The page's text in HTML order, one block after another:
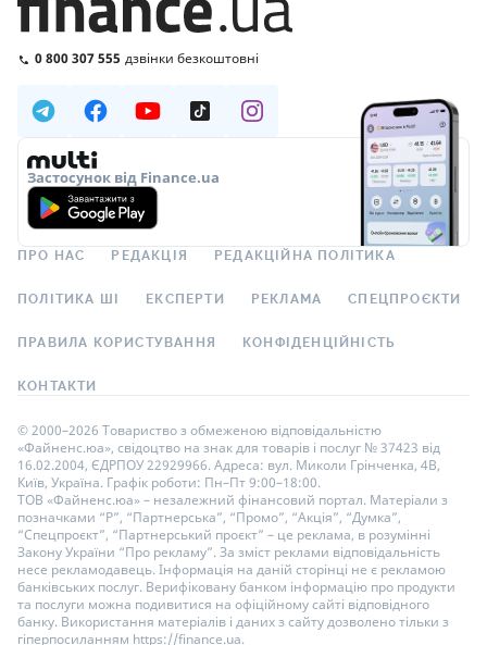
0 800 307 555 дзвінки безкоштовні
Застосунок від Finance.ua
ПРО НАС РЕДАКЦІЯ РЕДАКЦІЙНА ПОЛІТИКА
ПОЛІТИКА ШІ ЕКСПЕРТИ РЕКЛАМА СПЕЦПРОЄКТИ
ПРАВИЛА КОРИСТУВАННЯ КОНФІДЕНЦІЙНІСТЬ
КОНТАКТИ
© 2000–2026 Товариство з обмеженою відповідальністю
«Файненс.юа», свідоцтво на знак для товарів і послуг № 37423 від
16.02.2004, ЄДРПОУ 22929966. Адреса: вул. Миколи Грінченка, 4В,
Київ, Україна. Графік роботи: Пн–Пт 9:00–18:00.
ТОВ «Файненс.юа» – незалежний фінансовий портал. Матеріали з
позначками “Р”, “Партнерська”, “Промо”, “Акція”, “Думка”,
“Спецпроєкт”, “Партнерський проєкт” – це реклама, в розумінні
Закону України “Про рекламу”. За зміст реклами відповідальність
несе рекламодавець. Інформація на даній сторінці не є рекламою
банківських послуг. Верифіковану банком інформацію про продукти
та послуги можна подивитися на офіційному сайті відповідного
банку. Використання матеріалів і даних з сайту дозволено тільки з
гіперпосиланням https://finance.ua.